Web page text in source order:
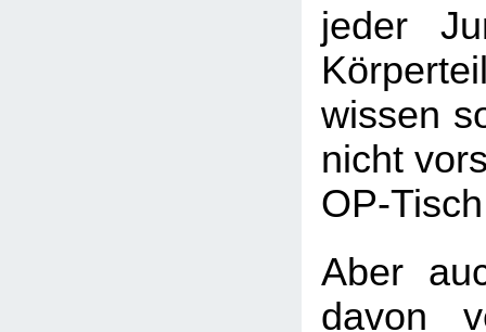
jeder
wissen
nicht
OP-
Aber
davon